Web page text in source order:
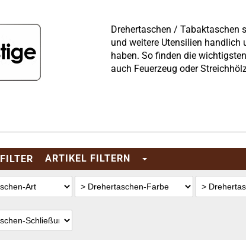
Drehertaschen / Tabaktaschen
und weitere Utensilien handlich
haben. So finden die
auch Feuerzeug oder
ARTIKEL FILTERN